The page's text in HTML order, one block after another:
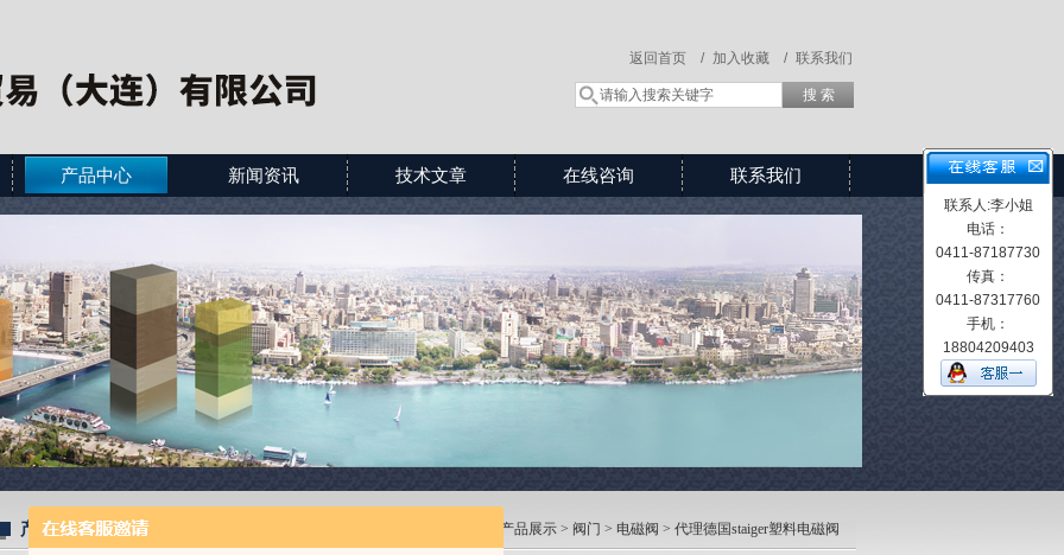
联系我们
加入收藏 /
返回首页 /
产品中心 新闻资讯 技术文章 在线咨询 联系我们
产品展示 产品展示 > 阀门 > 电磁阀 > 代理德国staiger塑料电磁阀
联系人:李小姐
电话：
0411-87187730
传真：
0411-87317760
手机：
18804209403